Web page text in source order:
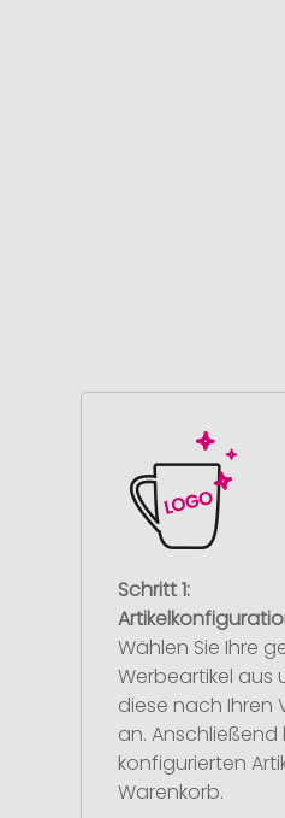
Schritt 1:
Wählen Sie Ihre
Werbeartikel aus
diese nach Ihren
an. Anschließend
konfigurierten
Warenkorb.